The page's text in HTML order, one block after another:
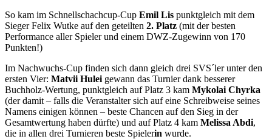
So kam im Schnellschachcup-Cup Emil Lis punktgleich mit dem
Sieger Felix Wutke auf den geteilten 2. Platz (mit der besten
Performance aller Spieler und einem DWZ-Zugewinn von 170
Punkten!)
Im Nachwuchs-Cup finden sich dann gleich drei SVS´ler unter den
ersten Vier: Matvii Hulei gewann das Turnier dank besserer
Buchholz-Wertung, punktgleich auf Platz 3 kam Mykolai Chyrka
(der damit – falls die Veranstalter sich auf eine Schreibweise seines
Namens einigen können – beste Chancen auf den Sieg in der
Gesamtwertung haben dürfte) und auf Platz 4 kam Melissa Abdi,
die in allen drei Turnieren beste Spielerin wurde.